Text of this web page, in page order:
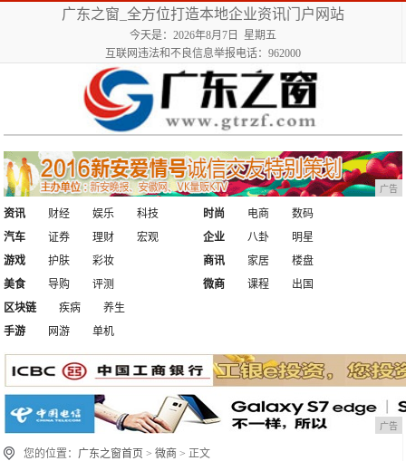
广东之窗_全方位打造本地企业资讯门户网站
今天是：2026年8月7日 星期五
互联网违法和不良信息举报电话：962000
广告
资讯 财经 娱乐
科技
汽车
证券 理财 宏观
时尚 电商
数码
企业
八卦
明星
游戏
护肤
彩妆
美食
导购 评测
商讯 家居
楼盘
微商
课程
出国
区块链
疾病
养生
手游
网游 单机
广告
您的位置： 广东之窗首页 >微商 > 正文